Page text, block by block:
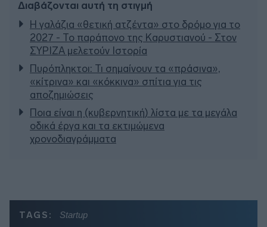
Διαβάζονται αυτή τη στιγμή
Η γαλάζια «θετική ατζέντα» στο δρόμο για το
2027 - Το παράπονο της Καρυστιανού - Στον
ΣΥΡΙΖΑ μελετούν Ιστορία
Πυρόπληκτοι: Τι σημαίνουν τα «πράσινα»,
«κίτρινα» και «κόκκινα» σπίτια για τις
αποζημιώσεις
Ποια είναι η (κυβερνητική) λίστα με τα μεγάλα
οδικά έργα και τα εκτιμώμενα
χρονοδιαγράμματα
TAGS:
Startup